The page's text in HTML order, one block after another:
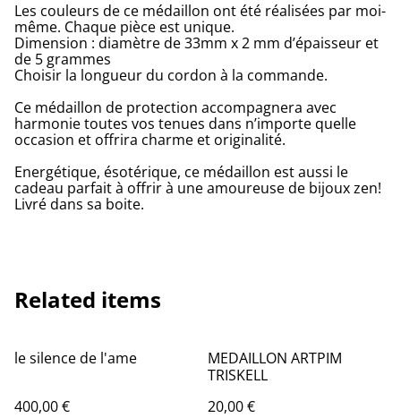
Les couleurs de ce médaillon ont été réalisées par moi-
même. Chaque pièce est unique.
Dimension : diamètre de 33mm x 2 mm d’épaisseur et
de 5 grammes
Choisir la longueur du cordon à la commande.
Ce médaillon de protection accompagnera avec
harmonie toutes vos tenues dans n’importe quelle
occasion et offrira charme et originalité.
Energétique, ésotérique, ce médaillon est aussi le
cadeau parfait à offrir à une amoureuse de bijoux zen!
Livré dans sa boite.
Related items
le silence de l'ame
400,00 €
MEDAILLON ARTPIM
TRISKELL
20,00 €